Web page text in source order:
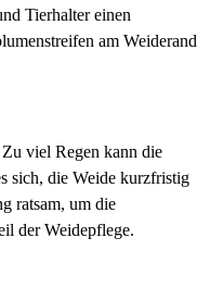
Tierhalter einen
am Weiderand
viel Regen kann die
sich, die Weide kurzfristig
ratsam, um die
der Weidepflege.